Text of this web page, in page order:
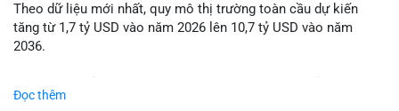
Lời khuyên: Nhà đầu tư nhỏ lẻ nên quan sát thêm 2-4 giờ sau
khi giao dịch được xác nhận, tránh hành động theo cảm xúc.
ưu tiên quản trị rủi ro trong giai đoạn biến động mạnh.
Theo dữ liệu mới nhất, quy mô thị trường toàn cầu dự kiến
tăng từ 1,7 tỷ USD vào năm 2026 lên 10,7 tỷ USD vào năm
2036.
hàng năm (CAGR) ấn tượng lên tới 20,2%.
Đọc thêm